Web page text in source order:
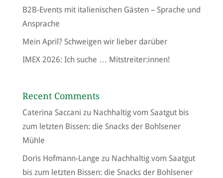
B2B-Events mit italienischen Gästen – Sprache und
Ansprache
Mein April? Schweigen wir lieber darüber
IMEX 2026: Ich suche … Mitstreiter:innen!
Recent Comments
Caterina Saccani zu Nachhaltig vom Saatgut bis
zum letzten Bissen: die Snacks der Bohlsener
Mühle
Doris Hofmann-Lange zu Nachhaltig vom Saatgut
bis zum letzten Bissen: die Snacks der Bohlsener